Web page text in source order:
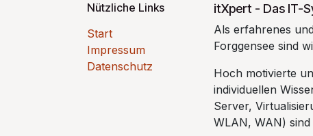
Nützliche Links
Start
Impressum
Datenschutz
itXpert - Das IT-
Als erfahrenes
Forggensee sind
Hoch motivierte
individuellen
Server,
WLAN, WAN)